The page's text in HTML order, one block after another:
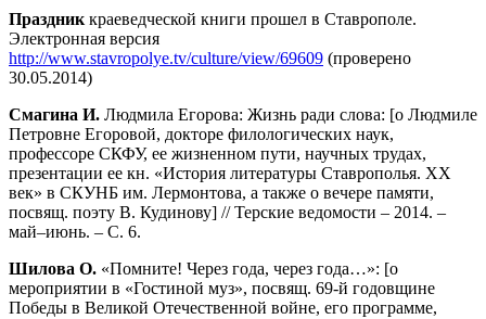
Праздник краеведческой книги прошел в Ставрополе.
Электронная версия
http://www.stavropolye.tv/culture/view/69609 (проверено
30.05.2014)
Смагина И. Людмила Егорова: Жизнь ради слова: [о Людмиле
Петровне Егоровой, докторе филологических наук,
профессоре СКФУ, ее жизненном пути, научных трудах,
презентации ее кн. «История литературы Ставрополья. XX
век» в СКУНБ им. Лермонтова, а также о вечере памяти,
посвящ. поэту В. Кудинову] // Терские ведомости – 2014. –
май–июнь. – С. 6.
Шилова О. «Помните! Через года, через года…»: [о
мероприятии в «Гостиной муз», посвящ. 69-й годовщине
Победы в Великой Отечественной войне, его программе,